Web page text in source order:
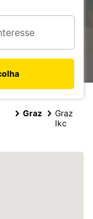
Graz
Graz
Ikc